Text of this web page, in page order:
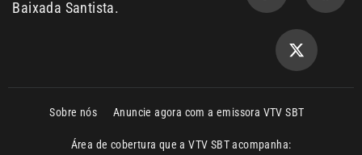
Anuncie agora com a emissora VTV SBT
Área de cobertura que a VTV SBT acompanha:
Entre em contato com a VTV News